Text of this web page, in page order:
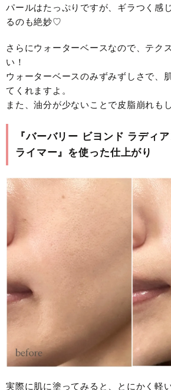
パールはたっぷりですが、ギラつく感
るのも絶妙♡
さらにウォーターベースなので、テク
い！
ウォーターベースのみずみずしさで、
てくれますよ。
また、油分が少ないことで皮脂崩れも
『バーバリー ビヨンド ラディ
ライマー』を使った仕上がり
実際に肌に塗ってみると、とにかく軽